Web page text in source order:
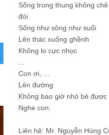
Sống trong thung không
đói
Sống như sông như suối
Lên thác xuống ghềnh
Không lo cực nhọc
Con ơi, ...
Lên đường
Không bao giờ nhỏ bé được
Nghe con.
Liên hệ: Mr. Nguyễn Hùng